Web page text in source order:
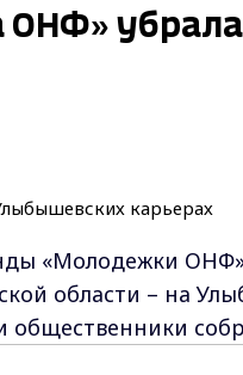
«Молодежки
области – на